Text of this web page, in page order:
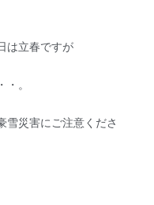
は立春ですが
。
雪災害にご注意くださ